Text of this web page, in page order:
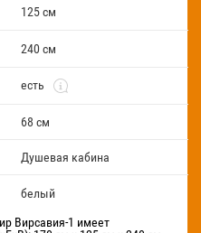
125 см
240 см
есть
68 см
Душевая кабина
белый
Вирсавия-1 имеет